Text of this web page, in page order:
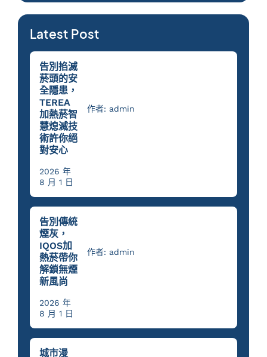
Latest Post
告別掐滅
菸頭的安
全隱患，
TEREA
加熱菸智
慧熄滅技
術許你絕
對安心
作者: admin
2026 年
8 月 1 日
告別傳統
煙灰，
IQOS加
熱菸帶你
解鎖無煙
新風尚
作者: admin
2026 年
8 月 1 日
城市漫